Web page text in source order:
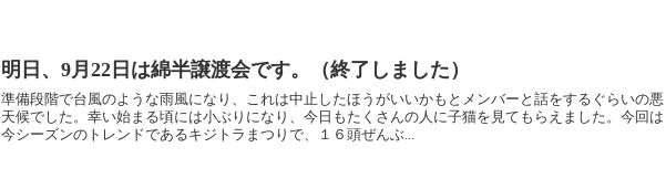
明日、9月22日は綿半譲渡会です。（終了しました）
準備段階で台風のような雨風になり、これは中止したほうがいいかもとメンバーと話をするぐらいの悪
天候でした。幸い始まる頃には小ぶりになり、今日もたくさんの人に子猫を見てもらえました。今回は
今シーズンのトレンドであるキジトラまつりで、１６頭ぜんぶ...